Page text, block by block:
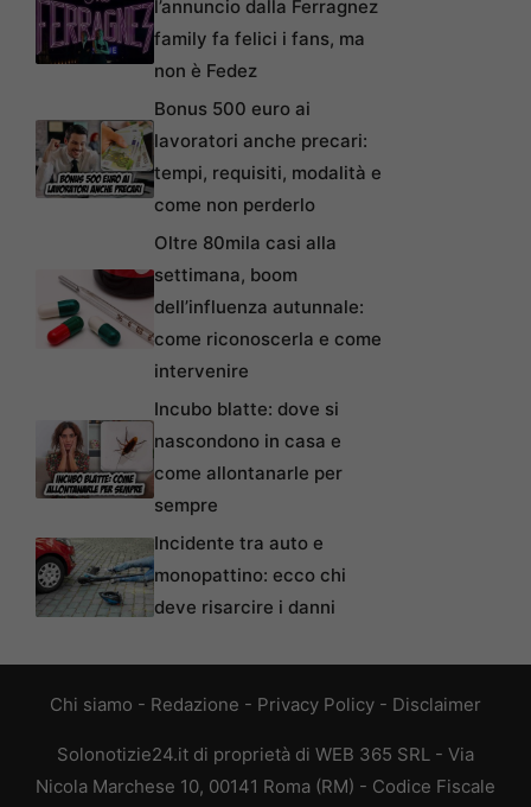
l’annuncio dalla Ferragnez
family fa felici i fans, ma
non è Fedez
Bonus 500 euro ai
lavoratori anche precari:
tempi, requisiti, modalità e
come non perderlo
Oltre 80mila casi alla
settimana, boom
dell’influenza autunnale:
come riconoscerla e come
intervenire
Incubo blatte: dove si
nascondono in casa e
come allontanarle per
sempre
Incidente tra auto e
monopattino: ecco chi
deve risarcire i danni
Chi siamo - Redazione - Privacy Policy - Disclaimer
Solonotizie24.it di proprietà di WEB 365 SRL - Via
Nicola Marchese 10, 00141 Roma (RM) - Codice Fiscale